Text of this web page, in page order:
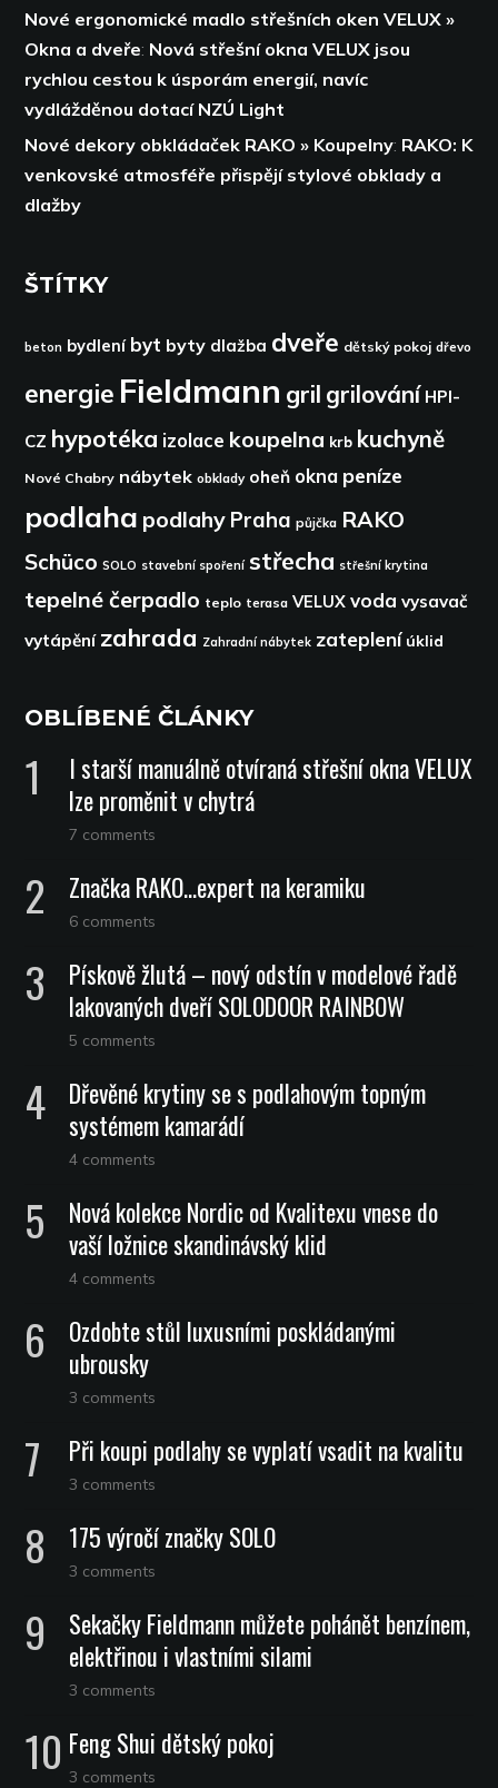
Nové ergonomické madlo střešních oken VELUX »
Okna a dveře: Nová střešní okna VELUX jsou
rychlou cestou k úsporám energií, navíc
vydlážděnou dotací NZÚ Light
Nové dekory obkládaček RAKO » Koupelny: RAKO: K
venkovské atmosféře přispějí stylové obklady a
dlažby
ŠTÍTKY
beton bydlení byt byty dlažba dveře dětský pokoj dřevo
energie Fieldmann gril grilování HPI-
CZ hypotéka izolace koupelna krb kuchyně
Nové Chabry nábytek obklady oheň okna peníze
podlaha podlahy Praha půjčka RAKO
Schüco SOLO stavební spoření střecha střešní krytina
tepelné čerpadlo teplo terasa VELUX voda vysavač
vytápění zahrada Zahradní nábytek zateplení úklid
OBLÍBENÉ ČLÁNKY
I starší manuálně otvíraná střešní okna VELUX
lze proměnit v chytrá
7 comments
Značka RAKO…expert na keramiku
6 comments
Pískově žlutá – nový odstín v modelové řadě
lakovaných dveří SOLODOOR RAINBOW
5 comments
Dřevěné krytiny se s podlahovým topným
systémem kamarádí
4 comments
Nová kolekce Nordic od Kvalitexu vnese do
vaší ložnice skandinávský klid
4 comments
Ozdobte stůl luxusními poskládanými
ubrousky
3 comments
Při koupi podlahy se vyplatí vsadit na kvalitu
3 comments
175 výročí značky SOLO
3 comments
Sekačky Fieldmann můžete pohánět benzínem,
elektřinou i vlastními silami
3 comments
Feng Shui dětský pokoj
3 comments